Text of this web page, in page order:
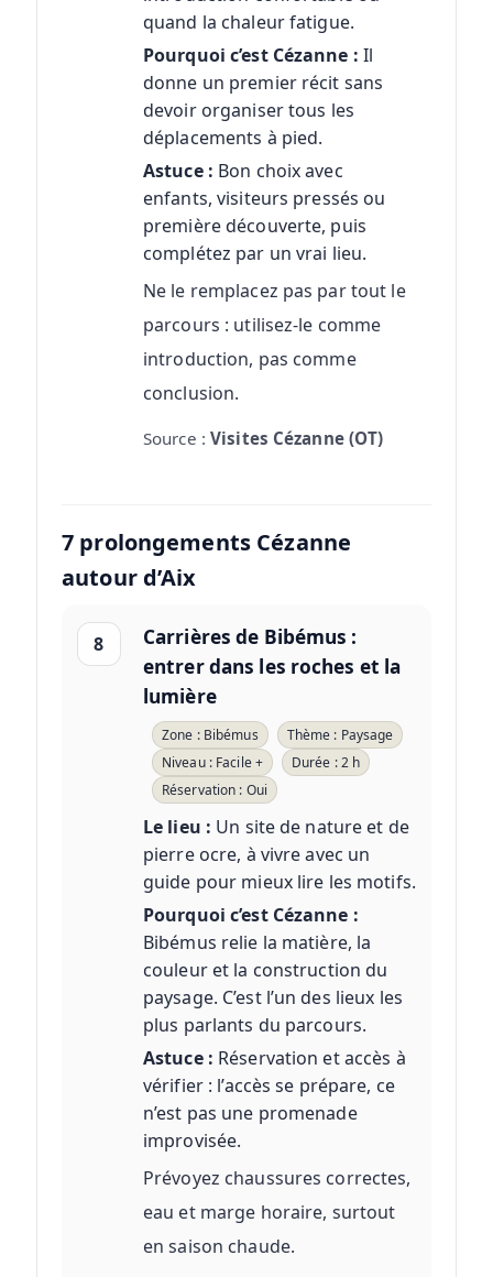
quand la chaleur fatigue.
Pourquoi c’est Cézanne : Il
donne un premier récit sans
devoir organiser tous les
déplacements à pied.
Astuce : Bon choix avec
enfants, visiteurs pressés ou
première découverte, puis
complétez par un vrai lieu.
Ne le remplacez pas par tout le
parcours : utilisez-le comme
introduction, pas comme
conclusion.
Source :Visites Cézanne (OT)
7 prolongements Cézanne
autour d’Aix
8
Carrières de Bibémus :
entrer dans les roches et la
lumière
Zone : Bibémus
Thème : Paysage
Niveau : Facile +
Durée : 2 h
Réservation : Oui
Le lieu : Un site de nature et de
pierre ocre, à vivre avec un
guide pour mieux lire les motifs.
Pourquoi c’est Cézanne :
Bibémus relie la matière, la
couleur et la construction du
paysage. C’est l’un des lieux les
plus parlants du parcours.
Astuce : Réservation et accès à
vérifier : l’accès se prépare, ce
n’est pas une promenade
improvisée.
Prévoyez chaussures correctes,
eau et marge horaire, surtout
en saison chaude.